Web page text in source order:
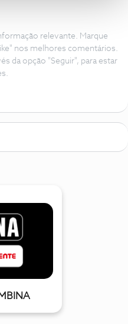
relevante. Marque
nos melhores comentários.
da opção "Seguir", para estar